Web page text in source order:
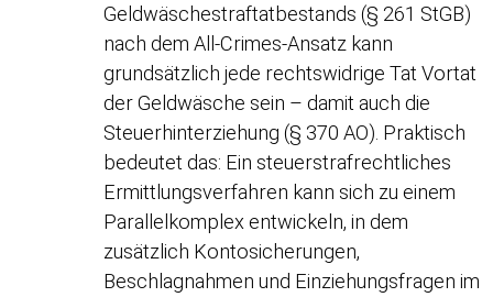
Geldwäschestraftatbestands (§ 261 StGB)
nach dem All-Crimes-Ansatz kann
grundsätzlich jede rechtswidrige Tat Vortat
der Geldwäsche sein – damit auch die
Steuerhinterziehung (§ 370 AO). Praktisch
bedeutet das: Ein steuerstrafrechtliches
Ermittlungsverfahren kann sich zu einem
Parallelkomplex entwickeln, in dem
zusätzlich Kontosicherungen,
Beschlagnahmen und Einziehungsfragen im